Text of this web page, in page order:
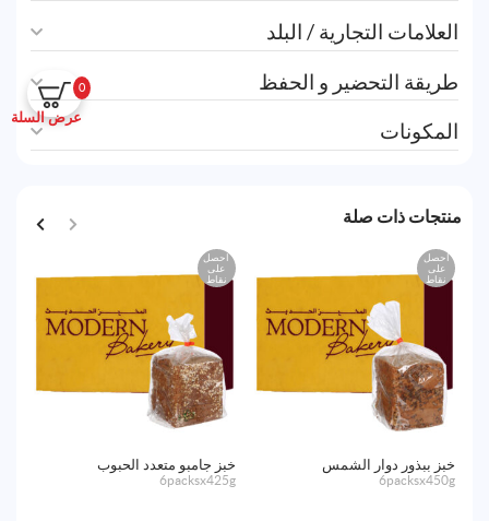
0
عرض السلة
العلامات التجارية / البلد
طريقة التحضير و الحفظ
المكونات
منتجات ذات صلة
احصل
على
نقاط
خبز ببذور دوار الشمس
6packsx450g
احصل
على
نقاط
خبز جامبو متعدد الحبوب
6packsx425g